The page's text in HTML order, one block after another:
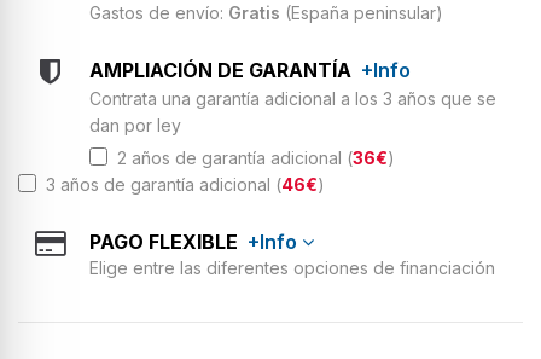
Gastos de envío: Gratis (España peninsular)
AMPLIACIÓN DE GARANTÍA +Info
Contrata una garantía adicional a los 3 años que se
dan por ley
2 años de garantía adicional (36€)
3 años de garantía adicional (46€)
PAGO FLEXIBLE +Info
Elige entre las diferentes opciones de financiación